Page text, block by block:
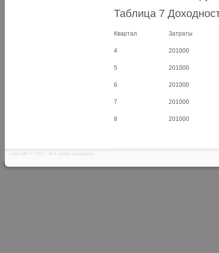
Таблица 7
Квартал Затраты
4 201000
5 201000
6 201000
7 201000
8 201000
Copyright © 2013 - Все права защищены